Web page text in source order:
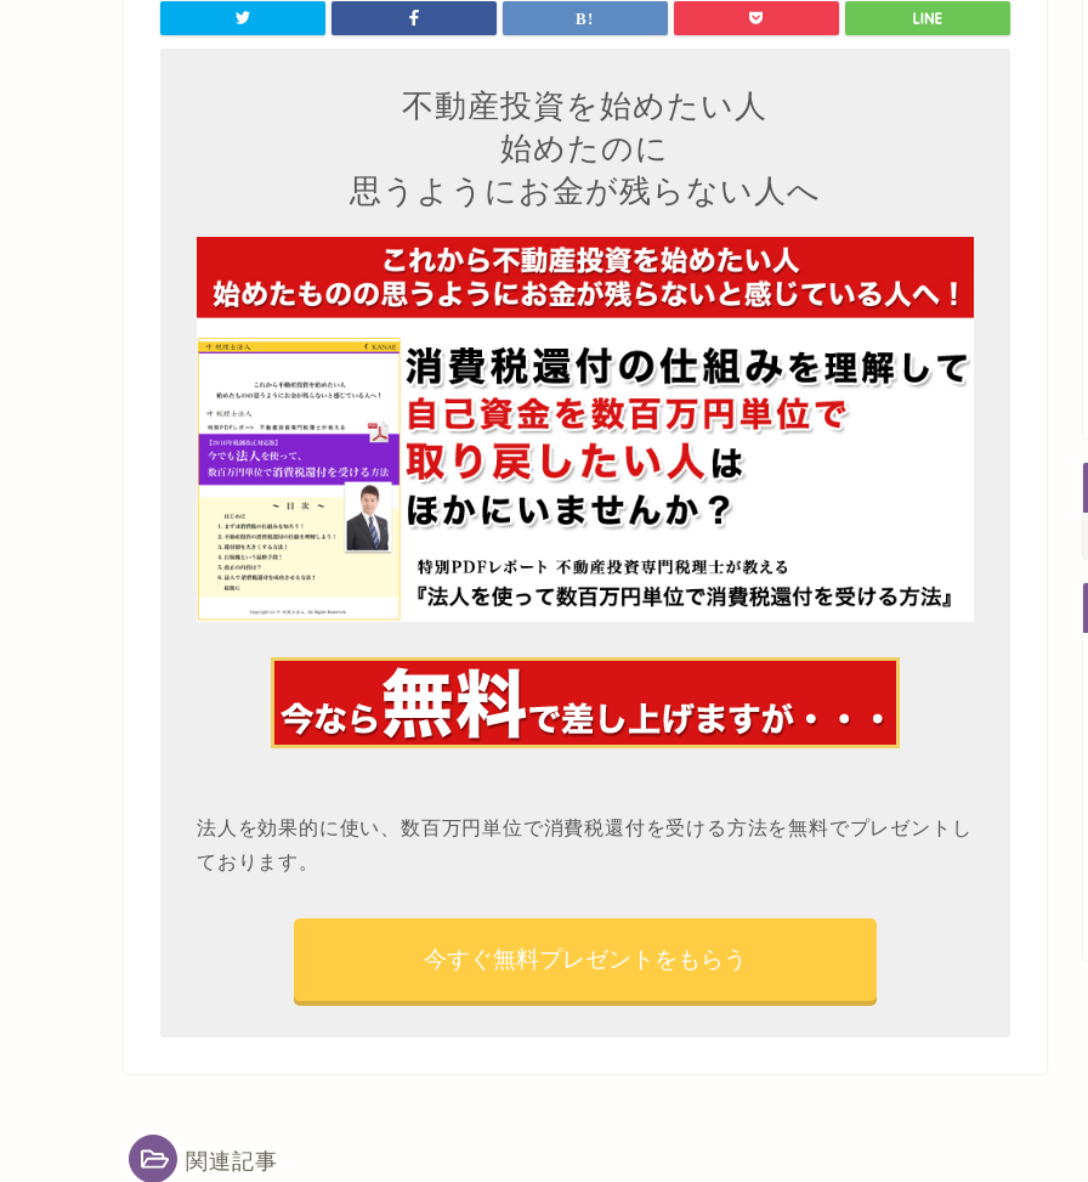
不動産投資を始めたい人
始めたのに
思うようにお金が残らない人へ
法人を効果的に使い、数百万円単位で消費税還付を受ける方法を無料でプレゼントし
ております。
今すぐ無料プレゼントをもらう
関連記事